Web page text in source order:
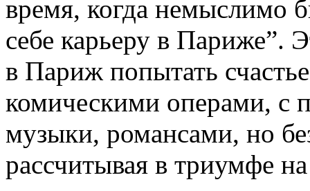
время, когда немыслимо
себе карьеру в Париже”.
в Париж попытать
комическими операми, с
музыки, романсами, но
рассчитывая в триумфе